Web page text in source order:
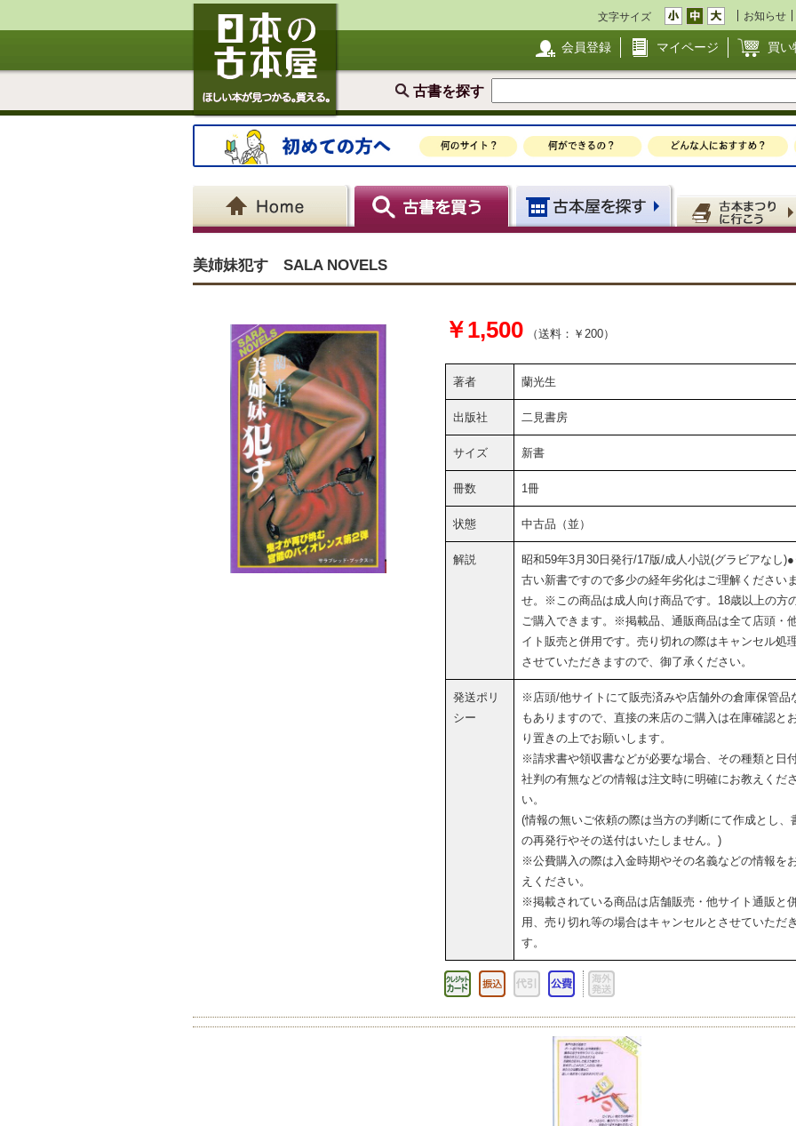
文字サイズ お知らせ
会員登録 マイページ 買い
古書を探す
美姉妹犯す SALA NOVELS
￥1,500 （送料：￥200）
著者 蘭光生
出版社 二見書房
サイズ 新書
冊数 1冊
状態 中古品（並）
解説
昭和59年3月30日発行/17版/成人小説(グラビアなし
古い新書ですので多少の経年劣化はご理解ください
せ。※この商品は成人向け商品です。18歳以上の方
ご購入できます。※掲載品、通販商品は全て店頭・
イト販売と併用です。売り切れの際はキャンセル処
させていただきますので、御了承ください。
発送ポリ
シー
※店頭/他サイトにて販売済みや店舗外の倉庫保管品
もありますので、直接の来店のご購入は在庫確認と
り置きの上でお願いします。
※請求書や領収書などが必要な場合、その種類と日
社判の有無などの情報は注文時に明確にお教えくだ
い。
(情報の無いご依頼の際は当方の判断にて作成とし、
の再発行やその送付はいたしません。)
※公費購入の際は入金時期やその名義などの情報を
えください。
※掲載されている商品は店舗販売・他サイト通販と
用、売り切れ等の場合はキャンセルとさせていただ
す。